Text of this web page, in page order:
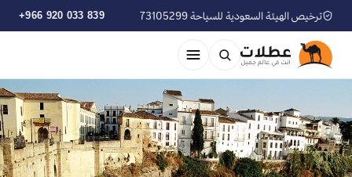
ترخيص الهيئة السعودية للسياحة 73105299 +966 920 033 839